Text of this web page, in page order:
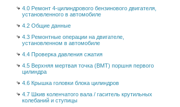
4.0 Ремонт 4-цилиндрового бензинового двигателя,
установленного в автомобиле
4.2 Общие данные
4.3 Ремонтные операции на двигателе,
установленном в автомобиле
4.4 Проверка давления сжатия
4.5 Верхняя мертвая точка (ВМТ) поршня первого
цилиндра
4.6 Крышка головки блока цилиндров
4.7 Шкив коленчатого вала / гаситель крутильных
колебаний и ступицы